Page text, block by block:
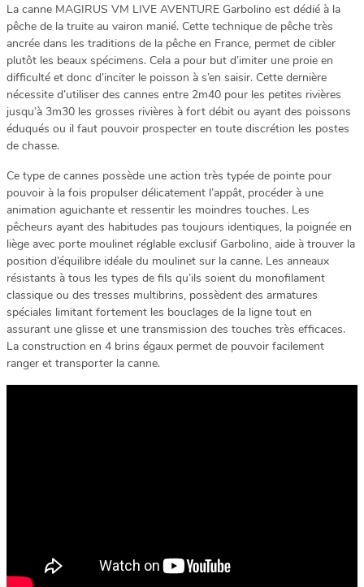
La canne MAGIRUS VM LIVE AVENTURE Garbolino est dédié à la
pêche de la truite au vairon manié. Cette technique de pêche très
ancrée dans les traditions de la pêche en France, permet de cibler
plutôt les beaux spécimens. Cela a pour but d’imiter une proie en
difficulté et donc d’inciter le poisson à s’en saisir. Cette dernière
nécessite d’utiliser des cannes entre 2m40 pour les petites rivières
jusqu’à 3m30 les grosses rivières à fort débit ou ayant des poissons
éduqués ou il faut pouvoir prospecter en toute discrétion les postes
de chasse.
Ce type de cannes possède une action très typée de pointe pour
pouvoir à la fois propulser délicatement l’appât, procéder à une
animation aguichante et ressentir les moindres touches. Les
pêcheurs ayant des habitudes pas toujours identiques, la poignée en
liège avec porte moulinet réglable exclusif Garbolino, aide à trouver la
position d’équilibre idéale du moulinet sur la canne. Les anneaux
résistants à tous les types de fils qu’ils soient du monofilament
classique ou des tresses multibrins, possèdent des armatures
spéciales limitant fortement les bouclages de la ligne tout en
assurant une glisse et une transmission des touches très efficaces.
La construction en 4 brins égaux permet de pouvoir facilement
ranger et transporter la canne.